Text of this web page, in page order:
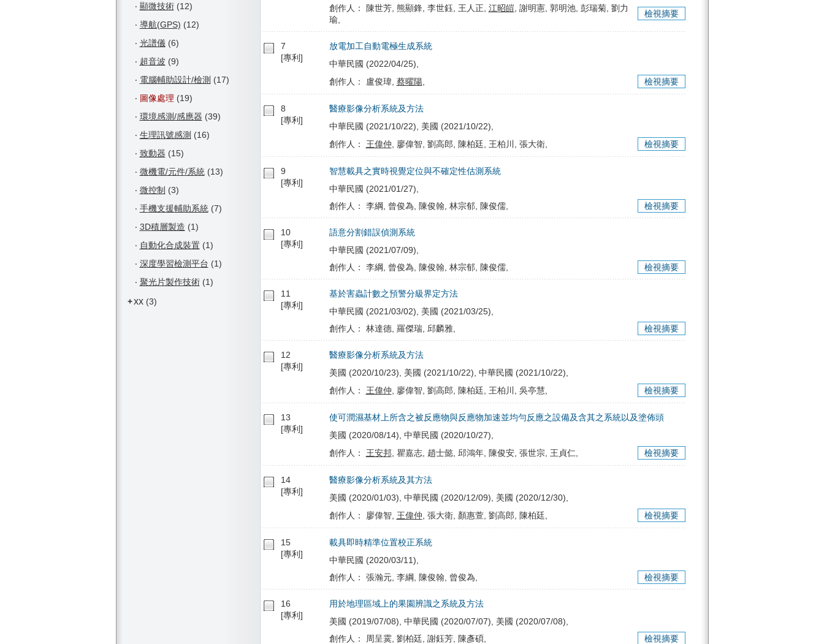
‧ 顯微技術(12)
‧ 導航(GPS) (12)
‧ 光譜儀(6)
‧ 超音波 (9)
‧ 電腦輔助設計/檢測 (17)
‧ 圖像處理 (19)
‧ 環境感測/感應器 (39)
‧ 生理訊號感測 (16)
‧ 致動器 (15)
‧ 微機電/元件/系統(13)
‧ 微控制 (3)
‧ 手機支援輔助系統(7)
‧ 3D積層製造 (1)
‧ 自動化合成裝置(1)
‧ 深度學習檢測平台 (1)
‧ 聚光片製作技術(1)
+xx(3)
創作人： 陳世芳, 熊顯鋒, 李世鈺, 王人正, 江昭皚 , 謝明憲, 郭明池, 彭瑞菊, 劉力
瑜,
檢視摘要
7
[專利]
放電加工自動電極生成系統
中華民國 (2022/04/25),
創作人： 盧俊瑋, 蔡曜陽, 檢視摘要
8
[專利]
醫療影像分析系統及方法
中華民國 (2021/10/22), 美國 (2021/10/22),
創作人： 王偉仲 , 廖偉智, 劉高郎, 陳柏廷, 王柏川, 張大衛, 檢視摘要
9
[專利]
智慧載具之實時視覺定位與不確定性估測系統
中華民國 (2021/01/27),
創作人： 李綱, 曾俊為, 陳俊翰, 林宗郁, 陳俊儒,
檢視摘要
10
[專利]
語意分割錯誤偵測系統
中華民國 (2021/07/09),
創作人： 李綱, 曾俊為, 陳俊翰, 林宗郁, 陳俊儒,
檢視摘要
11
[專利]
基於害蟲計數之預警分級界定方法
中華民國 (2021/03/02), 美國 (2021/03/25),
創作人： 林達德, 羅傑瑞, 邱麟雅,
檢視摘要
12
[專利]
醫療影像分析系統及方法
美國 (2020/10/23), 美國 (2021/10/22), 中華民國 (2021/10/22),
創作人： 王偉仲 , 廖偉智, 劉高郎, 陳柏廷, 王柏川, 吳亭慧, 檢視摘要
13
[專利]
使可潤濕基材上所含之被反應物與反應物加速並均勻反應之設備及含其之系統以及塗佈頭
美國 (2020/08/14), 中華民國 (2020/10/27),
創作人： 王安邦, 瞿嘉志, 趙士懿, 邱鴻年, 陳俊安, 張世宗, 王貞仁, 檢視摘要
14
[專利]
醫療影像分析系統及其方法
美國 (2020/01/03), 中華民國 (2020/12/09), 美國 (2020/12/30),
創作人： 廖偉智, 王偉仲 , 張大衛, 顏惠萱, 劉高郎, 陳柏廷, 檢視摘要
15
[專利]
載具即時精準位置校正系統
中華民國 (2020/03/11),
創作人： 張瀚元, 李綱, 陳俊翰, 曾俊為,
檢視摘要
16
[專利]
用於地理區域上的果園辨識之系統及方法
美國 (2019/07/08), 中華民國 (2020/07/07), 美國 (2020/07/08),
創作人： 周呈霙, 劉柏廷, 謝鈺芳, 陳彥碩,
檢視摘要